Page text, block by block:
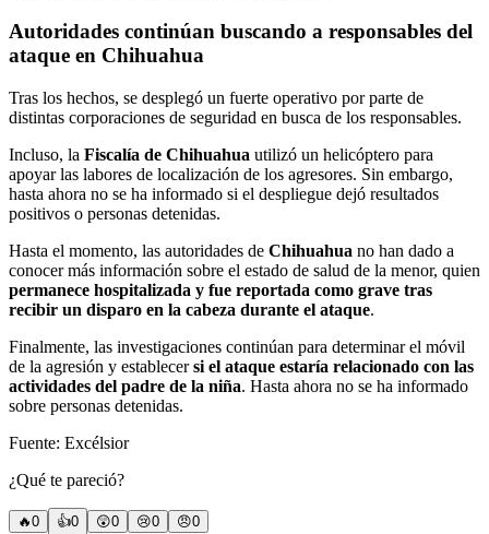
Autoridades continúan buscando a responsables del
ataque en Chihuahua
Tras los hechos, se desplegó un fuerte operativo por parte de
distintas corporaciones de seguridad en busca de los responsables.
Incluso, la Fiscalía de Chihuahua utilizó un helicóptero para
apoyar las labores de localización de los agresores. Sin embargo,
hasta ahora no se ha informado si el despliegue dejó resultados
positivos o personas detenidas.
Hasta el momento, las autoridades de Chihuahua no han dado a
conocer más información sobre el estado de salud de la menor, quien
permanece hospitalizada y fue reportada como grave tras
recibir un disparo en la cabeza durante el ataque.
Finalmente, las investigaciones continúan para determinar el móvil
de la agresión y establecersi el ataque estaría relacionado con las
actividades del padre de la niña. Hasta ahora no se ha informado
sobre personas detenidas.
Fuente: Excélsior
¿Qué te pareció?
🔥0 👍0 😲0 😢0 😠0